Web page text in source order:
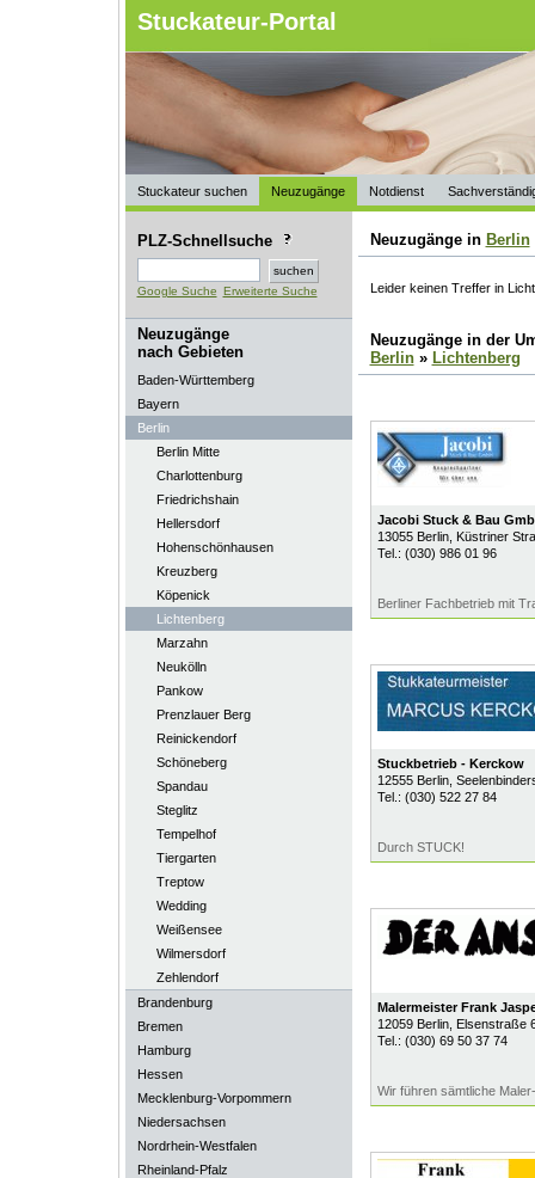
Stuckateur-Portal
Stuckateur suchen Neuzugänge Notdienst
PLZ-Schnellsuche
Google Suche Erweiterte Suche
Neuzugänge
nach Gebieten
Baden-Württemberg
Bayern
Berlin
Berlin Mitte
Charlottenburg
Friedrichshain
Hellersdorf
Hohenschönhausen
Kreuzberg
Köpenick
Lichtenberg
Marzahn
Neukölln
Pankow
Prenzlauer Berg
Reinickendorf
Schöneberg
Spandau
Steglitz
Tempelhof
Tiergarten
Treptow
Wedding
Weißensee
Wilmersdorf
Zehlendorf
Brandenburg
Bremen
Hamburg
Hessen
Mecklenburg-Vorpommern
Niedersachsen
Nordrhein-Westfalen
Rheinland-Pfalz
Neuzugänge in Berlin
Leider keinen Treffer in
Neuzugänge in der
Berlin» Lichtenberg
Jacobi Stuck & Bau
13055 Berlin, Küstriner
Tel.: (030) 986 01 96
Berliner Fachbetrieb mit
Stuckbetrieb - Kerckow
12555 Berlin,
Tel.: (030) 522 27 84
Durch STUCK!
Malermeister Frank
12059 Berlin, Elsenstraße
Tel.: (030) 69 50 37 74
Wir führen sämtliche